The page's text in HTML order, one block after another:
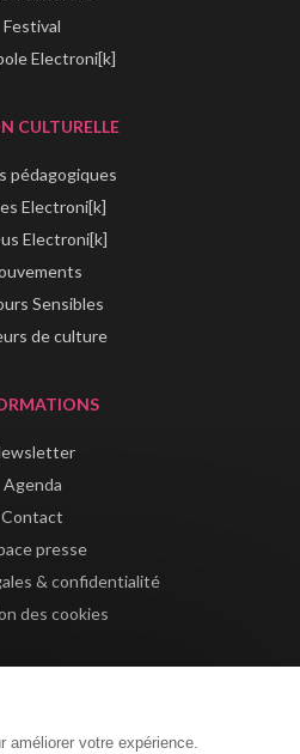
Festival
Electroni[k]
CULTURELLE
pédagogiques
Electroni[k]
Electroni[k]
Sensibles
de culture
Agenda
Contact
presse
& confidentialité
des cookies
votre expérience.